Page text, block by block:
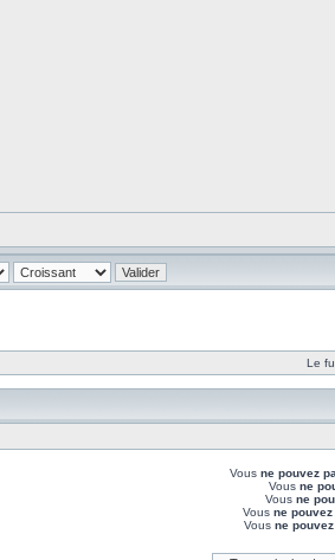
Le
Vous ne pouvez
Vous ne
Vous ne
Vous ne pouvez
Vous ne